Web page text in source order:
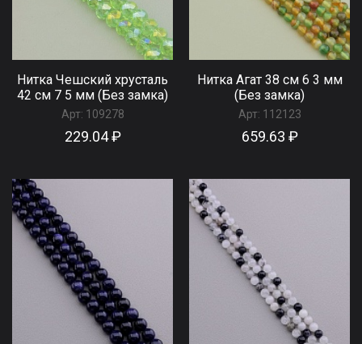
Нитка Чешский хрусталь
42 см 7 5 мм (Без замка)
Арт: 109278
229.04 ₽
Нитка Агат 38 см 6 3 мм
(Без замка)
Арт: 112123
659.63 ₽